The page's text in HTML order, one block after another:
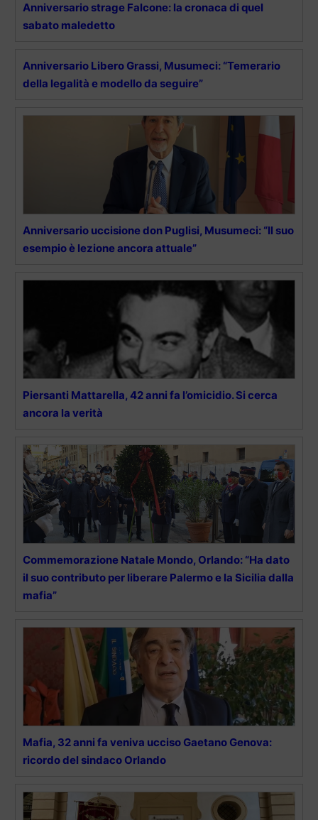
Anniversario strage Falcone: la cronaca di quel
sabato maledetto
Anniversario Libero Grassi, Musumeci: “Temerario
della legalità e modello da seguire”
Anniversario uccisione don Puglisi, Musumeci: “Il suo
esempio è lezione ancora attuale”
Piersanti Mattarella, 42 anni fa l’omicidio. Si cerca
ancora la verità
Commemorazione Natale Mondo, Orlando: “Ha dato
il suo contributo per liberare Palermo e la Sicilia dalla
mafia”
Mafia, 32 anni fa veniva ucciso Gaetano Genova:
ricordo del sindaco Orlando